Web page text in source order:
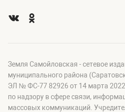
Земля Самойловская - сетевое
муниципального района
ЭЛ № ФС-77 82926 от 14 марта
по надзору в сфере связи,
массовых коммуникаций.